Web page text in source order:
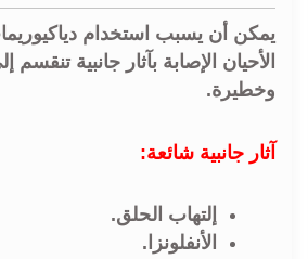
يمكن أن يسبب استخدام
الأحيان الإصابة بآثار جانبية
وخطيرة.
آثار جانبية شائعة:
إلتهاب الحلق.
الأنفلونزا.